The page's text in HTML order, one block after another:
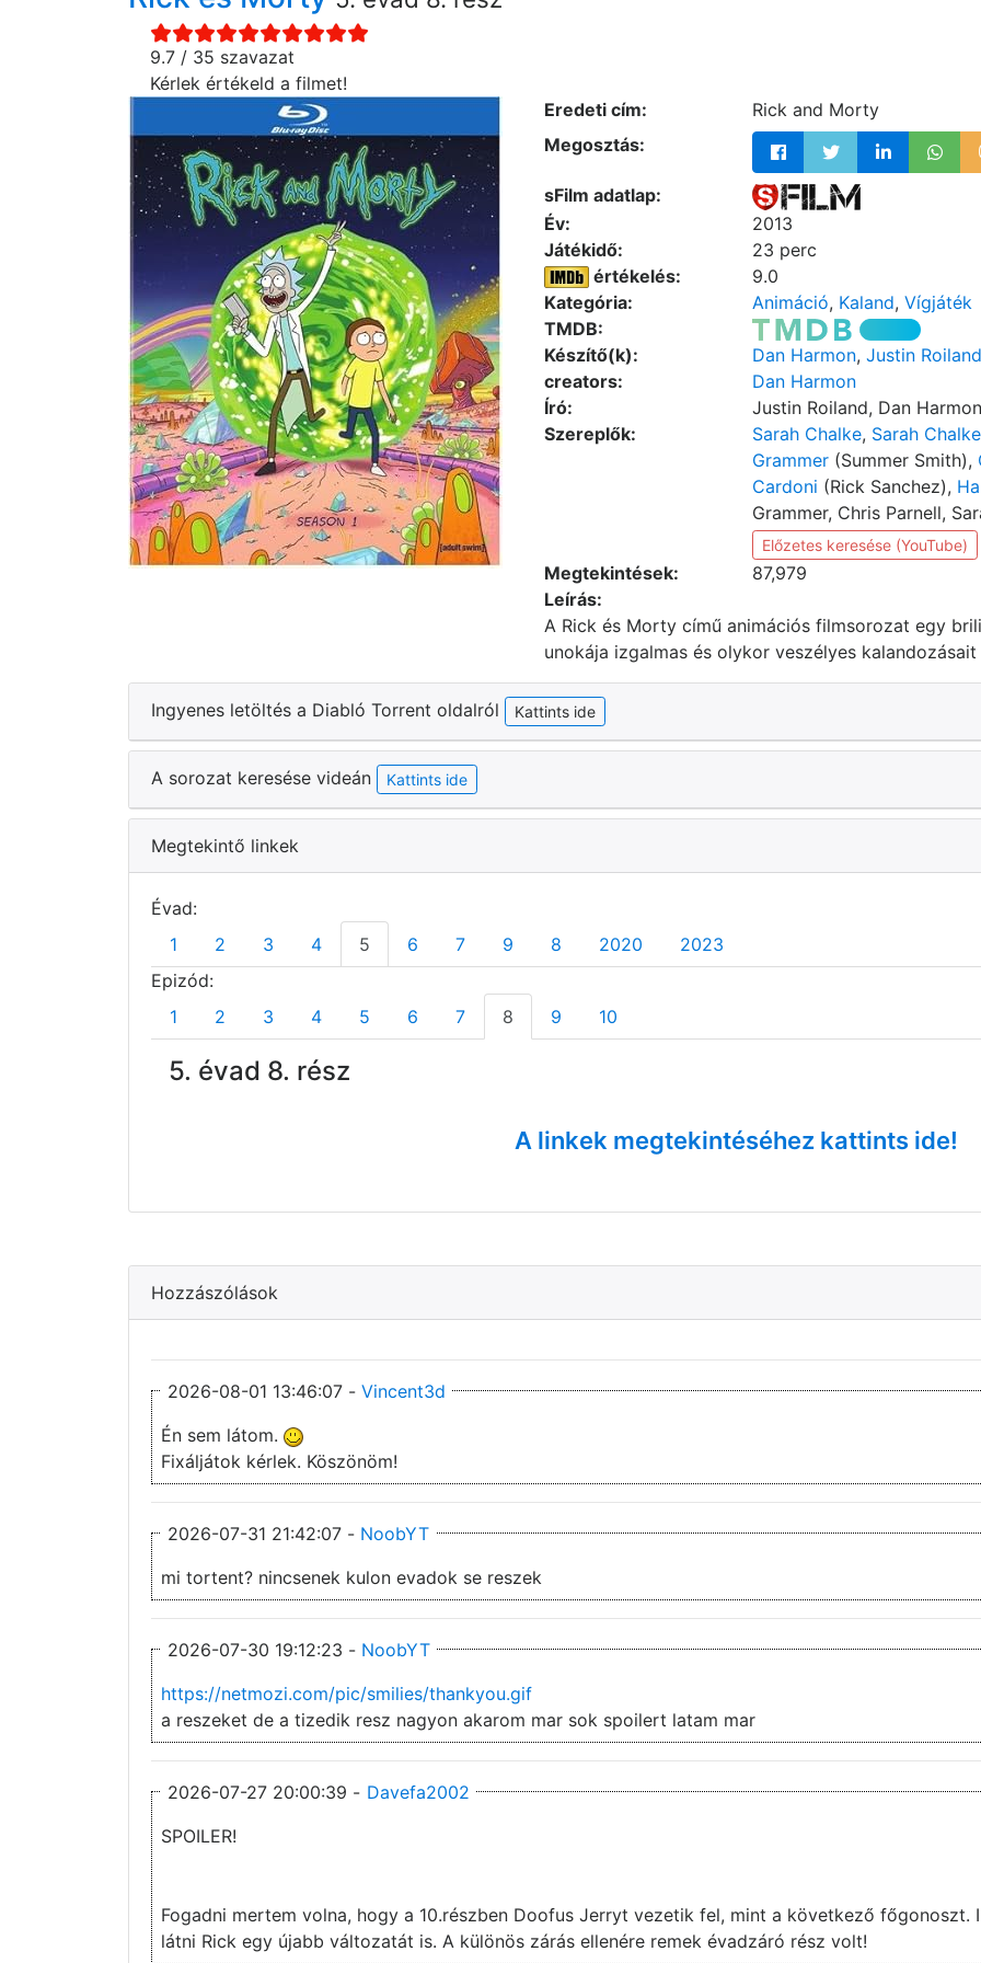
9.7 / 35 szavazat
Kérlek értékeld a filmet!
Eredeti cím:
Rick and Morty
Megosztás:
sFilm adatlap:
Év:
2013
Játékidő:
23 perc
értékelés:
9.0
Kategória:
Animáció, Kaland, Vígjáték
TMDB:
Készítő(k):
Dan Harmon, Justin Roiland
creators:
Dan Harmon
Író:
Justin Roiland, Dan Harmon
Szereplők:
Sarah Chalke, Sarah Chalke
Grammer (Summer Smith),
Cardoni (Rick Sanchez),
Grammer, Chris Parnell,
Előzetes keresése (YouTube)
Megtekintések:
87,979
Leírás:
A Rick és Morty című animációs filmsorozat egy
unokája izgalmas és olykor veszélyes kalandozásait
Ingyenes letöltés a Diabló Torrent oldalról Kattints ide
A sorozat keresése videán Kattints ide
Megtekintő linkek
Évad:
1
2 3 4 5 6 7 9 8 2020
2023
Epizód:
1
2 3 4 5 6 7 8 9 10
5. évad 8. rész
A linkek megtekintéséhez kattints ide!
Hozzászólások
2026-08-01 13:46:07 - Vincent3d
Én sem látom.
Fixáljátok kérlek. Köszönöm!
2026-07-31 21:42:07 - NoobYT
mi tortent? nincsenek kulon evadok se reszek
2026-07-30 19:12:23 - NoobYT
https://netmozi.com/pic/smilies/thankyou.gif
a reszeket de a tizedik resz nagyon akarom mar sok spoilert latam mar
2026-07-27 20:00:39 - Davefa2002
SPOILER!
Fogadni mertem volna, hogy a 10.részben Doofus Jerryt vezetik fel, mint a következő
látni Rick egy újabb változatát is. A különös zárás ellenére remek évadzáró rész volt!